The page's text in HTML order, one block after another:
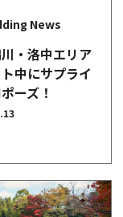
News
・洛中エリア
中にサプライ
ーズ！